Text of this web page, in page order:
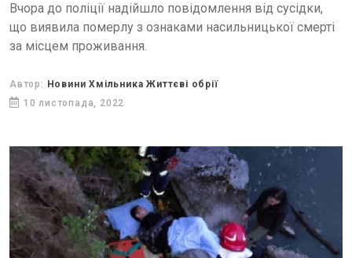
Вчора до поліції надійшло повідомлення від сусідки,
що виявила померлу з ознаками насильницької смерті
за місцем проживання.
Автор: Новини Хмільника Життєві обрії
10 листопада, 2022